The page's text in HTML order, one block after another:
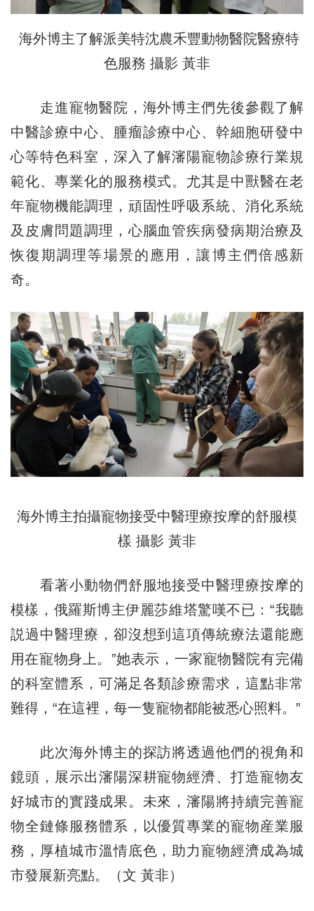
海外博主了解派美特沈農禾豐動物醫院醫療特
色服務 攝影 黃非
走進寵物醫院，海外博主們先後參觀了解
中醫診療中心、腫瘤診療中心、幹細胞研發中
心等特色科室，深入了解瀋陽寵物診療行業規
範化、專業化的服務模式。尤其是中獸醫在老
年寵物機能調理，頑固性呼吸系統、消化系統
及皮膚問題調理，心腦血管疾病發病期治療及
恢復期調理等場景的應用，讓博主們倍感新
奇。
海外博主拍攝寵物接受中醫理療按摩的舒服模
樣 攝影 黃非
看著小動物們舒服地接受中醫理療按摩的
模樣，俄羅斯博主伊麗莎維塔驚嘆不已：“我聽
説過中醫理療，卻沒想到這項傳統療法還能應
用在寵物身上。”她表示，一家寵物醫院有完備
的科室體系，可滿足各類診療需求，這點非常
難得，“在這裡，每一隻寵物都能被悉心照料。”
此次海外博主的探訪將透過他們的視角和
鏡頭，展示出瀋陽深耕寵物經濟、打造寵物友
好城市的實踐成果。未來，瀋陽將持續完善寵
物全鏈條服務體系，以優質專業的寵物産業服
務，厚植城市溫情底色，助力寵物經濟成為城
市發展新亮點。（文 黃非）